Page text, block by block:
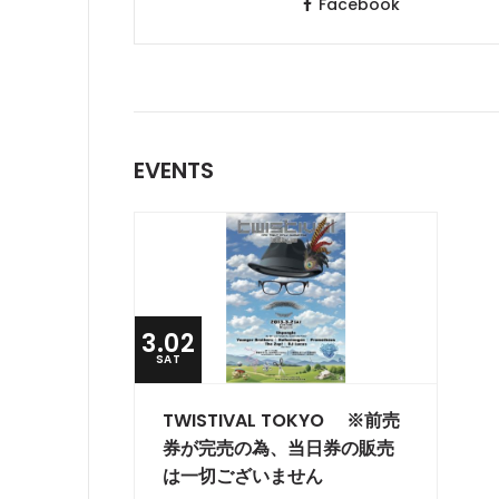
Facebook
EVENTS
3.02
SAT
TWISTIVAL TOKYO ※前売
券が完売の為、当日券の販売
は一切ございません